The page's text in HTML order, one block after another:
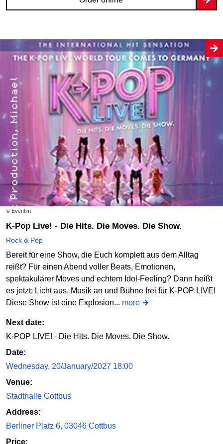
© Eventim
K-Pop Live! - Die Hits. Die Moves. Die Show.
Rock & Pop
Bereit für eine Show, die Euch komplett aus dem Alltag
reißt? Für einen Abend voller Beats, Emotionen,
spektakulärer Moves und echtem Idol-Feeling? Dann heißt
es jetzt: Licht aus, Musik an und Bühne frei für K-POP LIVE!
Diese Show ist eine Explosion... more
Next date:
K-POP LIVE! - Die Hits. Die Moves. Die Show.
Date:
Wednesday, 20/January/2027 18:00
Venue:
Stadthalle Cottbus
Address:
Berliner Platz 6, 03046 Cottbus
Price: